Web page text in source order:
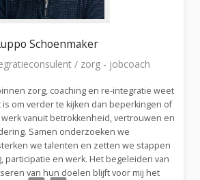
Schoenmaker
/ zorg - jobcoach
zorg, coaching en re-integratie weet
is om verder te kijken dan beperkingen of
vanuit betrokkenheid, vertrouwen en
Samen onderzoeken we
we talenten en zetten we stappen
participatie en werk. Het begeleiden van
van hun doelen blijft voor mij het